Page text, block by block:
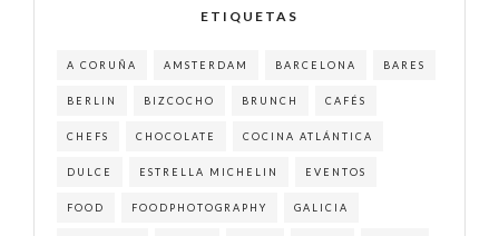
ETIQUETAS
A CORUÑA AMSTERDAM BARCELONA BARES
BERLIN BIZCOCHO BRUNCH CAFÉS
CHEFS CHOCOLATE COCINA ATLÁNTICA
DULCE ESTRELLA MICHELIN EVENTOS
FOOD FOODPHOTOGRAPHY GALICIA